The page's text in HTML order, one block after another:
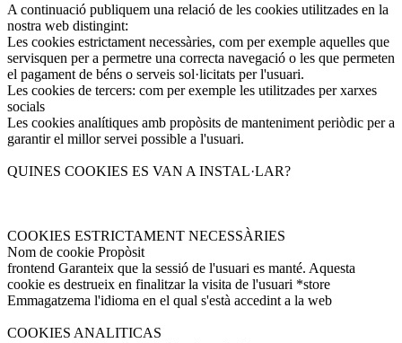
A continuació publiquem una relació de les cookies utilitzades en la
nostra web distingint:
Les cookies estrictament necessàries, com per exemple aquelles que
servisquen per a permetre una correcta navegació o les que permeten
el pagament de béns o serveis sol·licitats per l'usuari.
Les cookies de tercers: com per exemple les utilitzades per xarxes
socials
Les cookies analítiques amb propòsits de manteniment periòdic per a
garantir el millor servei possible a l'usuari.
QUINES COOKIES ES VAN A INSTAL·LAR?
COOKIES ESTRICTAMENT NECESSÀRIES
Nom de cookie Propòsit
frontend Garanteix que la sessió de l'usuari es manté. Aquesta
cookie es destrueix en finalitzar la visita de l'usuari *store
Emmagatzema l'idioma en el qual s'està accedint a la web
COOKIES ANALITICAS